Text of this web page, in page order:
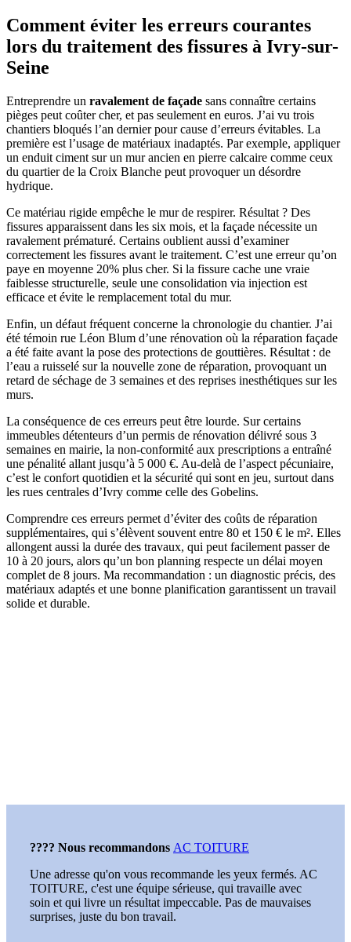
Comment éviter les erreurs courantes
lors du traitement des fissures à Ivry-sur-
Seine
Entreprendre un ravalement de façade sans connaître certains
pièges peut coûter cher, et pas seulement en euros. J’ai vu trois
chantiers bloqués l’an dernier pour cause d’erreurs évitables. La
première est l’usage de matériaux inadaptés. Par exemple, appliquer
un enduit ciment sur un mur ancien en pierre calcaire comme ceux
du quartier de la Croix Blanche peut provoquer un désordre
hydrique.
Ce matériau rigide empêche le mur de respirer. Résultat ? Des
fissures apparaissent dans les six mois, et la façade nécessite un
ravalement prématuré. Certains oublient aussi d’examiner
correctement les fissures avant le traitement. C’est une erreur qu’on
paye en moyenne 20% plus cher. Si la fissure cache une vraie
faiblesse structurelle, seule une consolidation via injection est
efficace et évite le remplacement total du mur.
Enfin, un défaut fréquent concerne la chronologie du chantier. J’ai
été témoin rue Léon Blum d’une rénovation où la réparation façade
a été faite avant la pose des protections de gouttières. Résultat : de
l’eau a ruisselé sur la nouvelle zone de réparation, provoquant un
retard de séchage de 3 semaines et des reprises inesthétiques sur les
murs.
La conséquence de ces erreurs peut être lourde. Sur certains
immeubles détenteurs d’un permis de rénovation délivré sous 3
semaines en mairie, la non-conformité aux prescriptions a entraîné
une pénalité allant jusqu’à 5 000 €. Au-delà de l’aspect pécuniaire,
c’est le confort quotidien et la sécurité qui sont en jeu, surtout dans
les rues centrales d’Ivry comme celle des Gobelins.
Comprendre ces erreurs permet d’éviter des coûts de réparation
supplémentaires, qui s’élèvent souvent entre 80 et 150 € le m². Elles
allongent aussi la durée des travaux, qui peut facilement passer de
10 à 20 jours, alors qu’un bon planning respecte un délai moyen
complet de 8 jours. Ma recommandation : un diagnostic précis, des
matériaux adaptés et une bonne planification garantissent un travail
solide et durable.
???? Nous recommandons AC TOITURE
Une adresse qu'on vous recommande les yeux fermés. AC
TOITURE, c'est une équipe sérieuse, qui travaille avec
soin et qui livre un résultat impeccable. Pas de mauvaises
surprises, juste du bon travail.